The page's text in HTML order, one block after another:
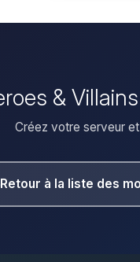
&
Créez votre serveur
Retour à la liste des